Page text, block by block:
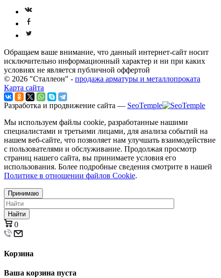
Обращаем ваше внимание, что данный интернет-сайт носит
исключительно информационный характер и ни при каких
условиях не является публичной оффертой
© 2026 "Сталлеон" - продажа арматуры и металлопроката
Карта сайта
Разработка и продвижение сайта — SeoTemple
Мы используем файлы cookie, разработанные нашими
специалистами и третьими лицами, для анализа событий на
нашем веб-сайте, что позволяет нам улучшать взаимодействие
с пользователями и обслуживание. Продолжая просмотр
страниц нашего сайта, вы принимаете условия его
использования. Более подробные сведения смотрите в нашей
Политике в отношении файлов Cookie.
Принимаю
Найти
0
Корзина
Ваша корзина пуста